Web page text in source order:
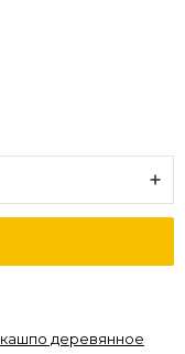
кашпо деревянное